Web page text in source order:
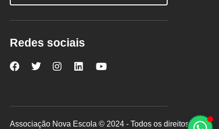
Redes sociais
Nova
Facebook
Nova
Twitter
Nova
Instagram
Nova
LinkedInYouTube
Associação Nova Escola © 2024 - Todos os direitos